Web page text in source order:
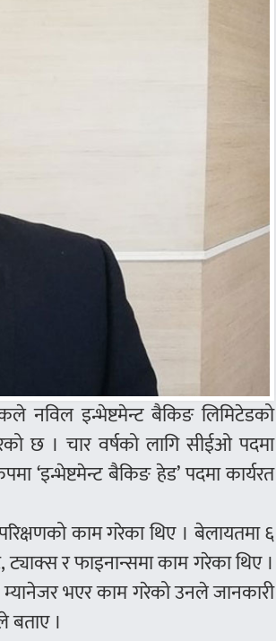
नविल इन्भेष्टमेन्ट बैकिङ लिमिटेडको
छ । चार वर्षको लागि सीईओ पदमा
‘इन्भेष्टमेन्ट बैकिङ हेड’ पदमा कार्यरत
काम गरेका थिए । बेलायतमा ६
र फाइनान्समा काम गरेका थिए ।
भएर काम गरेको उनले जानकारी
।